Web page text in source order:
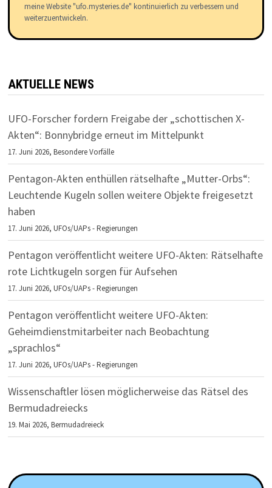
meine Website "ufo.mysteries.de" kontinuierlich zu verbessern und
weiterzuentwickeln.
AKTUELLE NEWS
UFO-Forscher fordern Freigabe der „schottischen X-
Akten“: Bonnybridge erneut im Mittelpunkt
17. Juni 2026,Besondere Vorfälle
Pentagon-Akten enthüllen rätselhafte „Mutter-Orbs“:
Leuchtende Kugeln sollen weitere Objekte freigesetzt
haben
17. Juni 2026,UFOs/UAPs - Regierungen
Pentagon veröffentlicht weitere UFO-Akten: Rätselhafte
rote Lichtkugeln sorgen für Aufsehen
17. Juni 2026,UFOs/UAPs - Regierungen
Pentagon veröffentlicht weitere UFO-Akten:
Geheimdienstmitarbeiter nach Beobachtung
„sprachlos“
17. Juni 2026,UFOs/UAPs - Regierungen
Wissenschaftler lösen möglicherweise das Rätsel des
Bermudadreiecks
19. Mai 2026,Bermudadreieck